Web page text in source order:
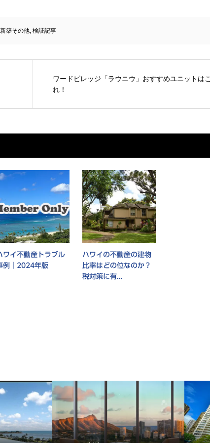
新築その他, 検証記事
ワードビレッジ「ラウニウ」おすすめユニットはこ
れ！
ワイ不動産トラブル
例｜2024年版
ハワイの不動産の建物
比率はどの位なのか？
税対策に有...